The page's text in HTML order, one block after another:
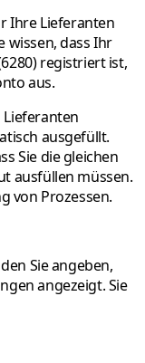
Ihre Lieferanten
wissen, dass Ihr
registriert ist,
aus.
Lieferanten
ausgefüllt.
Sie die gleichen
ausfüllen müssen.
von Prozessen.
Sie angeben,
angezeigt. Sie